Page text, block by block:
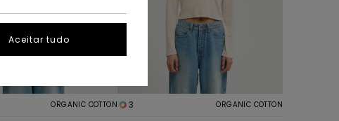
ORGANIC COTTON 3 ORGANIC COTTON
Aceitar tudo